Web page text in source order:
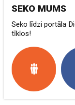
SEKO MUMS
Seko līdzi portāla
tīklos!